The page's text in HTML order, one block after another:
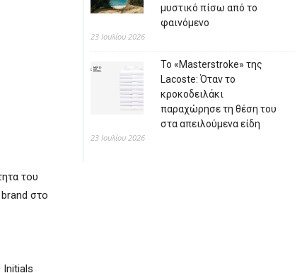
του
στο
Initials
μυστικό πίσω από το
φαινόμενο
23 Ιουλίου 2026
Το «Masterstroke» της
Lacoste: Όταν το
κροκοδειλάκι
παραχώρησε τη θέση του
στα απειλούμενα είδη
23 Ιουλίου 2026